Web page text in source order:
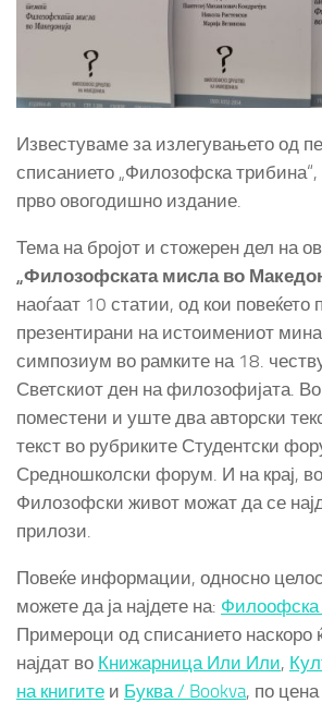
Известуваме за излегувањето од
списанието „Филозофска трибина“,
прво овогодишно издание.
Тема на бројот и стожерен дел на
„Филозофската мисла во
наоѓаат 10 статии, од кои повеќето
презентирани на истоимениот
симпозиум во рамките на 18.
Светскиот ден на филозофијата.
поместени и уште два авторски
текст во рубриките Студентски
Средношколски форум. И на крај,
Филозофски живот можат да се
прилози.
Повеќе информации, односно
можете да ја најдете на: Филоофска
Примероци од списанието наскоро
најдат во Книжарница Или Или,
на книгите и Буква / Bookva, по